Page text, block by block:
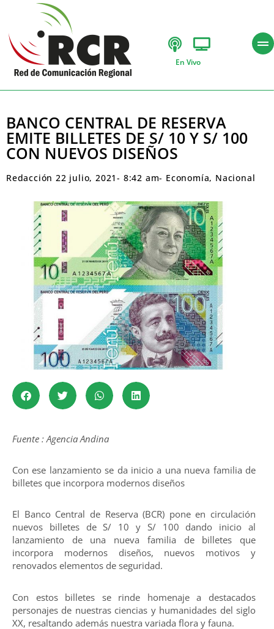
En Vivo
BANCO CENTRAL DE RESERVA
EMITE BILLETES DE S/ 10 Y S/ 100
CON NUEVOS DISEÑOS
Redacción 22 julio, 2021- 8:42 am- Economía, Nacional
Fuente : Agencia Andina
Con ese lanzamiento se da inicio a una nueva familia de
billetes que incorpora modernos diseños
El Banco Central de Reserva (BCR) pone en circulación
nuevos billetes de S/ 10 y S/ 100 dando inicio al
lanzamiento de una nueva familia de billetes que
incorpora modernos diseños, nuevos motivos y
renovados elementos de seguridad.
Con estos billetes se rinde homenaje a destacados
personajes de nuestras ciencias y humanidades del siglo
XX, resaltando además nuestra variada flora y fauna.